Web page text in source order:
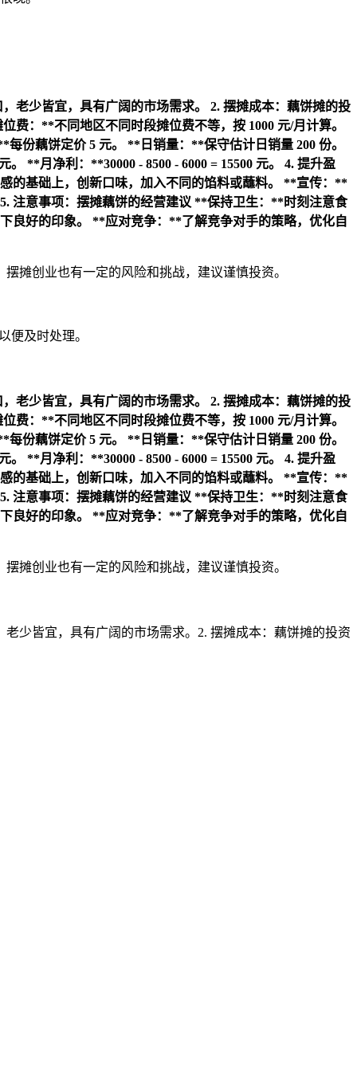
老少皆宜，具有广阔的市场需求。
2. 摆摊成本：藕饼摊的投
费：**不同地区不同时段摊位费不等，按 1000 元/月计算。
份藕饼定价 5 元。
**日销量：**保守估计日销量 200 份。
。
**月净利：**30000 - 8500 - 6000 = 15500 元。
4. 提升盈
基础上，创新口味，加入不同的馅料或蘸料。
**宣传：**
5. 注意事项：摆摊藕饼的经营建议 **保持卫生：**时刻注意食
良好的印象。
**应对竞争：**了解竞争对手的策略，优化自
摊创业也有一定的风险和挑战，建议谨慎投资。
便及时处理。
老少皆宜，具有广阔的市场需求。
2. 摆摊成本：藕饼摊的投
费：**不同地区不同时段摊位费不等，按 1000 元/月计算。
份藕饼定价 5 元。
**日销量：**保守估计日销量 200 份。
。
**月净利：**30000 - 8500 - 6000 = 15500 元。
4. 提升盈
基础上，创新口味，加入不同的馅料或蘸料。
**宣传：**
5. 注意事项：摆摊藕饼的经营建议 **保持卫生：**时刻注意食
良好的印象。
**应对竞争：**了解竞争对手的策略，优化自
摊创业也有一定的风险和挑战，建议谨慎投资。
少皆宜，具有广阔的市场需求。2. 摆摊成本：藕饼摊的投资